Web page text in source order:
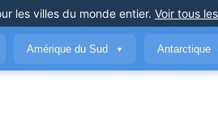
les villes du monde entier. Voir tous
Amérique du Sud ▼ Antarctique